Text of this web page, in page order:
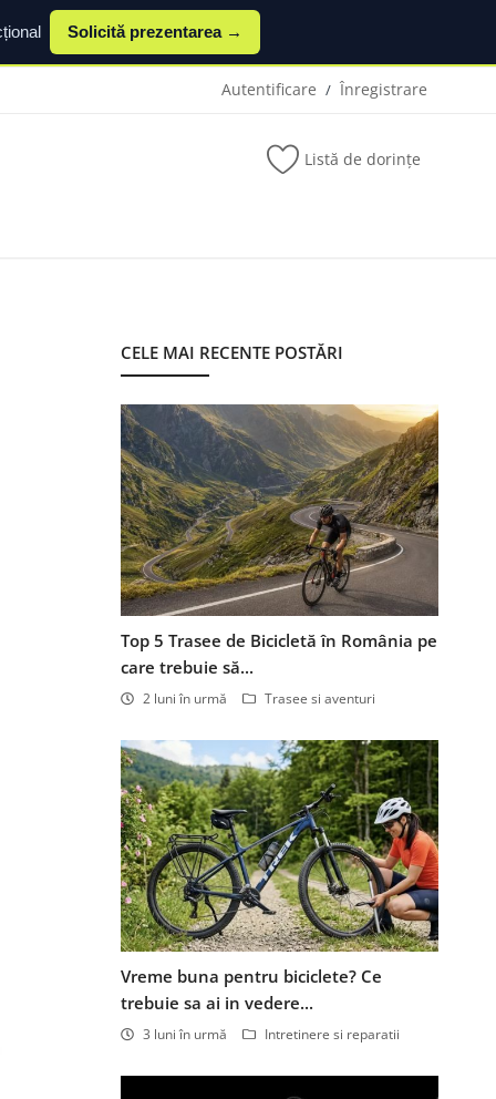
Solicită prezentarea →
Autentificare / Înregistrare
Listă de dorințe
CELE MAI RECENTE POSTĂRI
Top 5 Trasee de Bicicletă în România pe
care trebuie să...
2 luni în urmă Trasee si aventuri
Vreme buna pentru biciclete? Ce
trebuie sa ai in vedere...
3 luni în urmă Intretinere si reparatii